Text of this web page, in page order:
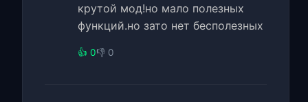
крутой мод!но мало полезных
функций.но зато нет бесполезных
👍 0👎 0